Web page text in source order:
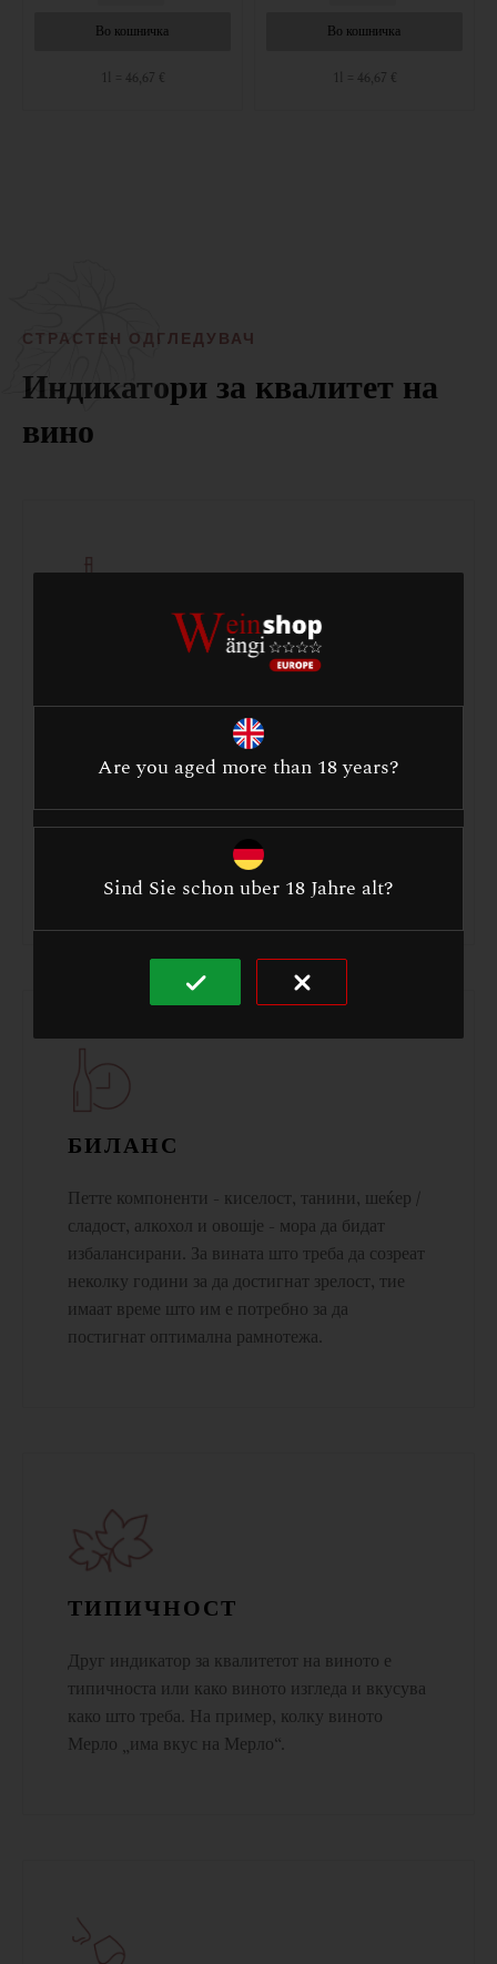
Are you aged more than 18 years?
Sind Sie schon uber 18 Jahre alt?
Во кошничка
1l = 46,67 €
Во кошничка
1l = 46,67 €
СТРАСТЕН ОДГЛЕДУВАЧ
Индикатори за квалитет на
вино
СЛОЖЕНОСТ
Висококвалитетните вина се покомплексни во
нивниот профил на вкус. Тие често имаат
бројни слоеви кои ослободуваат вкусови со
појават на небото едно по едно, што ви дава
време да уживате во секој пред да се појави
следниот.
БИЛАНС
Петте компоненти - киселост, танини, шеќер /
сладост, алкохол и овошје - мора да бидат
избалансирани. За вината што треба да созреат
неколку години за да достигнат зрелост, тие
имаат време што им е потребно за да
постигнат оптимална рамнотежа.
ТИПИЧНОСТ
Друг индикатор за квалитетот на виното е
типичноста или како виното изгледа и вкусува
како што треба. На пример, колку виното
Мерло „има вкус на Мерло“.